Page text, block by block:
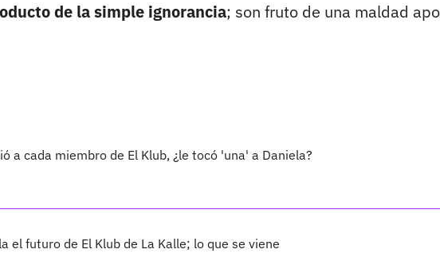
de la simple ignorancia; son fruto de una maldad
a cada miembro de El Klub, ¿le tocó 'una' a Daniela?
el futuro de El Klub de La Kalle; lo que se viene